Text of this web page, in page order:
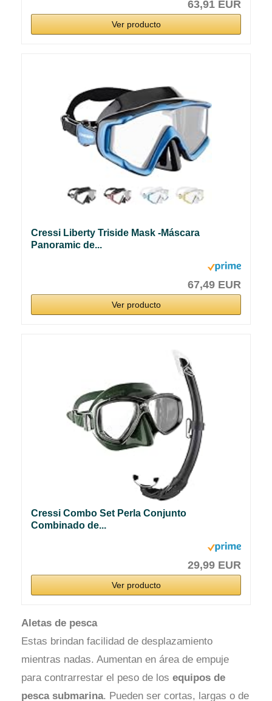
63,91 EUR
Ver producto
Cressi Liberty Triside Mask -Máscara
Panoramic de...
67,49 EUR
Ver producto
Cressi Combo Set Perla Conjunto
Combinado de...
29,99 EUR
Ver producto
Aletas de pesca
Estas brindan facilidad de desplazamiento
mientras nadas. Aumentan en área de empuje
para contrarrestar el peso de los equipos de
pesca submarina. Pueden ser cortas, largas o de